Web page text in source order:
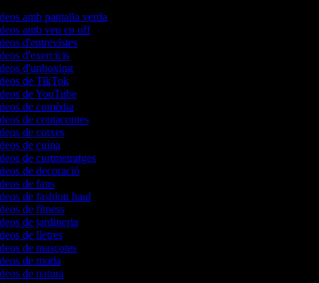
amb pantalla verda
amb veu en off
d'entrevistes
d'exercicis
d'unboxing
de TikTok
de YouTube
de comèdia
de contacontes
de cotxes
de cuina
de curtmetratges
de decoració
de fans
de fashion haul
de fitness
de jardineria
de lletres
de mascotes
de moda
de natura